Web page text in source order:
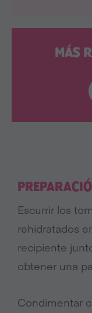
MÁS
Escurrir los
rehidratados
recipiente
obtener una
Condimentar